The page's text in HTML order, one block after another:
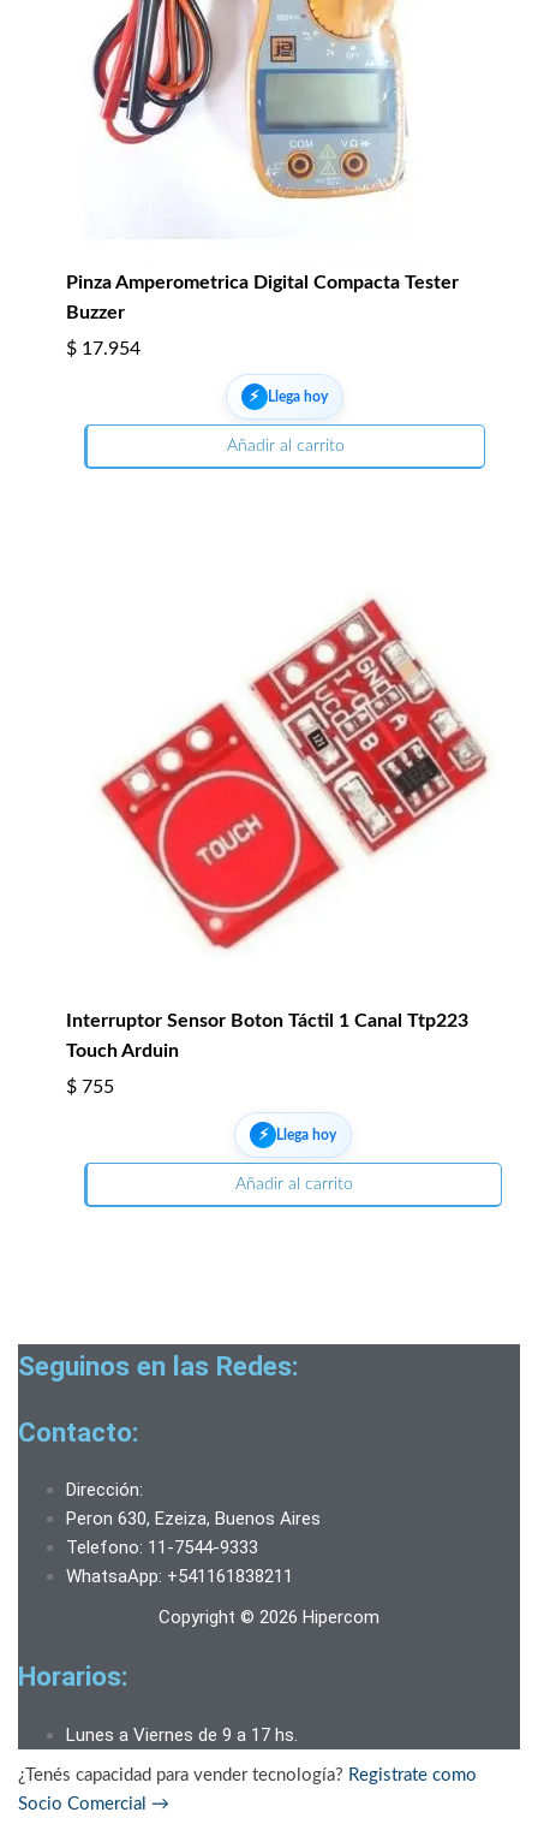
Pinza Amperometrica Digital Compacta Tester
Buzzer
$ 17.954
⚡︎ Llega hoy
Añadir al carrito
Interruptor Sensor Boton Táctil 1 Canal Ttp223
Touch Arduin
$ 755
⚡︎ Llega hoy
Añadir al carrito
Seguinos en las Redes:
Contacto:
Dirección:
Peron 630, Ezeiza, Buenos Aires
Telefono: 11-7544-9333
WhatsaApp: +541161838211
Copyright © 2026 Hipercom
Horarios:
Lunes a Viernes de 9 a 17 hs.
¿Tenés capacidad para vender tecnología? Registrate como
Socio Comercial →